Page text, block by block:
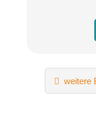
weitere